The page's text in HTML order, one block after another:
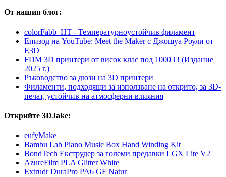
От нашия блог:
colorFabb_HT - Температурнoустойчив филамент
Епизод на YouTube: Meet the Maker с Джошуа Роули от
E3D
FDM 3D принтери от висок клас под 1000 €! (Издание
2025 г.)
Ръководство за дюзи на 3D принтери
Филаменти, подходящи за използване на открито, за 3D-
печат, устойчив на атмосферни влияния
Открийте 3DJake:
eufyMake
Bambu Lab Piano Music Box Hand Winding Kit
BondTech Екструдер за големи предавки LGX Lite V2
AzureFilm PLA Glitter White
Extrudr DuraPro PA6 GF Natur